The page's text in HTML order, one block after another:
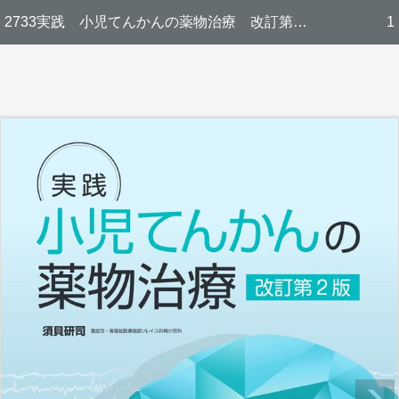
2733実践 小児てんかんの薬物治療 改訂第２版 1